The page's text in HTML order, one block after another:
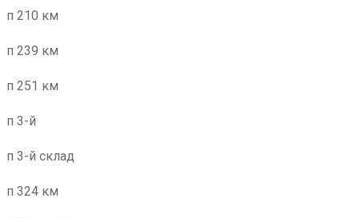
п 210 км
п 239 км
п 251 км
п 3-й
п 3-й склад
п 324 км